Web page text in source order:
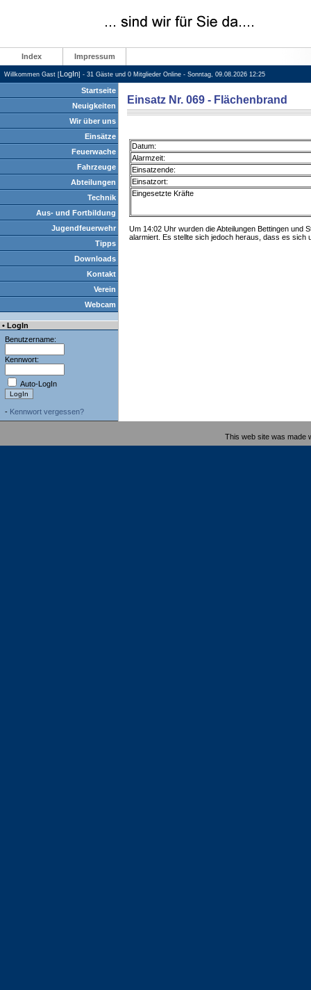
Index Impressum
Willkommen Gast [LogIn] - 31 Gäste und 0 Mitglieder Online - Sonntag, 09.08.2026 12:25
Startseite
Neuigkeiten
Wir über uns
Einsätze
Feuerwache
Fahrzeuge
Abteilungen
Technik
Aus- und Fortbildung
Jugendfeuerwehr
Tipps
Downloads
Kontakt
Verein
Webcam
• LogIn
Benutzername:
Kennwort:
Auto-LogIn
- Kennwort vergessen?
Einsatz Nr. 069 - Flächenbrand
Datum:
Alarmzeit:
Einsatzende:
Einsatzort:
Eingesetzte Kräfte
Um 14:02 Uhr wurden die Abteilungen Bettingen und
alarmiert. Es stellte sich jedoch heraus, dass es sich
This web site was made